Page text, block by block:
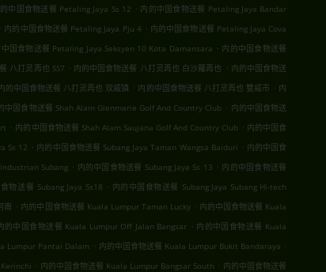
中国食物送餐 Petaling Jaya Ss 12 . 内的中国食物送餐 Petaling Jaya Bandar
. 内的中国食物送餐 Petaling Jaya Pju 4 . 内的中国食物送餐 Petaling Jaya Cova
中国食物送餐 Petaling Jaya Seksyen 10 Kota Damansara . 内的中国食物送餐
八打灵再也 SS7 . 内的中国食物送餐 八打灵再也 白沙羅再也 . 内的中国食物送
的中国食物送餐 八打灵再也 双威镇 . 内的中国食物送餐 八打灵再也 雙威市 . 内
中国食物送餐 Shah Alam Glenmarie Golf And Country Club . 内的中国食物送
. 内的中国食物送餐 Shah Alam Saujana Golf And Country Club . 内的中国食
Ss 12 . 内的中国食物送餐 Subang Jaya Taman Wangsa Baiduri . 内的中国食
Subang . 内的中国食物送餐 Subang Jaya Ss 13 . 内的中国食物送餐
物送餐 Subang Jaya Ss18 . 内的中国食物送餐 Subang Jaya Subang Hi-tech
南 . 内的中国食物送餐 Kuala Lumpur Taman Lucky . 内的中国食物送餐 Kuala
的中国食物送餐 Kuala Lumpur Off Jalan Bangsar . 内的中国食物送餐 Kuala
Lumpur Pantai Dalam . 内的中国食物送餐 Kuala Lumpur Bukit Bandaraya .
. 内的中国食物送餐 Kuala Lumpur Bangsar South . 内的中国食物送餐